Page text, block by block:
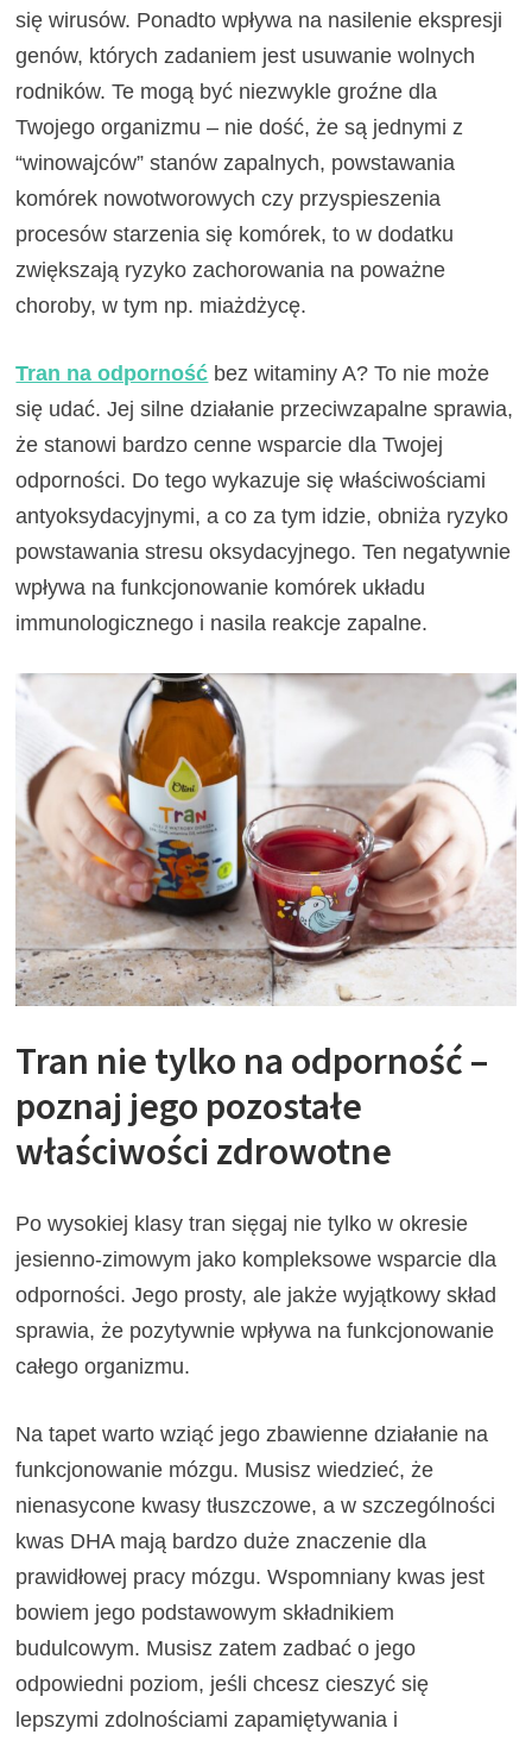
się wirusów. Ponadto wpływa na nasilenie ekspresji
genów, których zadaniem jest usuwanie wolnych
rodników. Te mogą być niezwykle groźne dla
Twojego organizmu – nie dość, że są jednymi z
“winowajców” stanów zapalnych, powstawania
komórek nowotworowych czy przyspieszenia
procesów starzenia się komórek, to w dodatku
zwiększają ryzyko zachorowania na poważne
choroby, w tym np. miażdżycę.
Tran na odporność bez witaminy A? To nie może
się udać. Jej silne działanie przeciwzapalne sprawia,
że stanowi bardzo cenne wsparcie dla Twojej
odporności. Do tego wykazuje się właściwościami
antyoksydacyjnymi, a co za tym idzie, obniża ryzyko
powstawania stresu oksydacyjnego. Ten negatywnie
wpływa na funkcjonowanie komórek układu
immunologicznego i nasila reakcje zapalne.
Tran nie tylko na odporność –
poznaj jego pozostałe
właściwości zdrowotne
Po wysokiej klasy tran sięgaj nie tylko w okresie
jesienno-zimowym jako kompleksowe wsparcie dla
odporności. Jego prosty, ale jakże wyjątkowy skład
sprawia, że pozytywnie wpływa na funkcjonowanie
całego organizmu.
Na tapet warto wziąć jego zbawienne działanie na
funkcjonowanie mózgu. Musisz wiedzieć, że
nienasycone kwasy tłuszczowe, a w szczególności
kwas DHA mają bardzo duże znaczenie dla
prawidłowej pracy mózgu. Wspomniany kwas jest
bowiem jego podstawowym składnikiem
budulcowym. Musisz zatem zadbać o jego
odpowiedni poziom, jeśli chcesz cieszyć się
lepszymi zdolnościami zapamiętywania i